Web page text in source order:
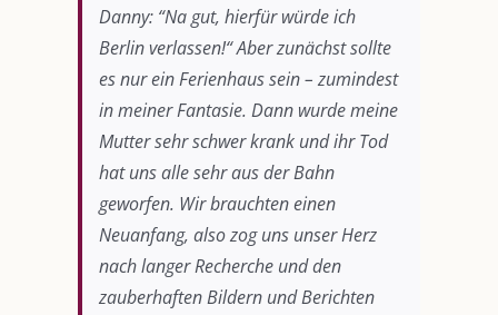
Danny: “Na gut, hierfür würde ich
Berlin verlassen!“ Aber zunächst sollte
es nur ein Ferienhaus sein – zumindest
in meiner Fantasie. Dann wurde meine
Mutter sehr schwer krank und ihr Tod
hat uns alle sehr aus der Bahn
geworfen. Wir brauchten einen
Neuanfang, also zog uns unser Herz
nach langer Recherche und den
zauberhaften Bildern und Berichten